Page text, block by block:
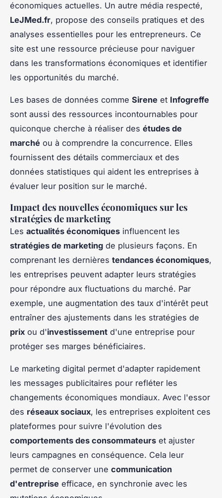
économiques actuelles. Un autre média respecté,
LeJMed.fr, propose des conseils pratiques et des
analyses essentielles pour les entrepreneurs. Ce
site est une ressource précieuse pour naviguer
dans les transformations économiques et identifier
les opportunités du marché.
Les bases de données comme Sirene et Infogreffe
sont aussi des ressources incontournables pour
quiconque cherche à réaliser des études de
marché ou à comprendre la concurrence. Elles
fournissent des détails commerciaux et des
données statistiques qui aident les entreprises à
évaluer leur position sur le marché.
Impact des nouvelles économiques sur les
stratégies de marketing
Les actualités économiques influencent les
stratégies de marketing de plusieurs façons. En
comprenant les dernières tendances économiques,
les entreprises peuvent adapter leurs stratégies
pour répondre aux fluctuations du marché. Par
exemple, une augmentation des taux d'intérêt peut
entraîner des ajustements dans les stratégies de
prix ou d'investissement d'une entreprise pour
protéger ses marges bénéficiaires.
Le marketing digital permet d'adapter rapidement
les messages publicitaires pour refléter les
changements économiques mondiaux. Avec l'essor
des réseaux sociaux, les entreprises exploitent ces
plateformes pour suivre l'évolution des
comportements des consommateurs et ajuster
leurs campagnes en conséquence. Cela leur
permet de conserver une communication
d'entreprise efficace, en synchronie avec les